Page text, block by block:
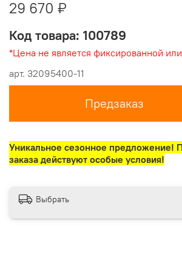
арт. 32095400-11
29 670 ₽
Код товара: 100789
*Цена не является фиксированной
Предзаказ
Уникальное сезонное предложение!
заказа действуют особые условия!
Выбрать